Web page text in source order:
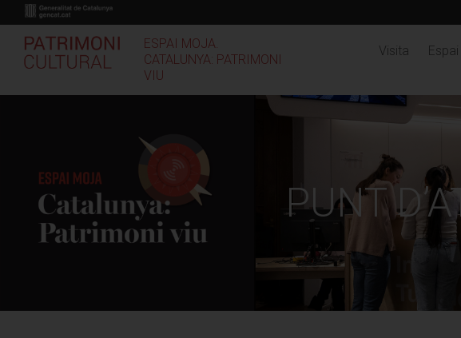
al
contingut
ESPAI MOJA.
CATALUNYA: PATRIMONI
VIU
Visita
PUNT